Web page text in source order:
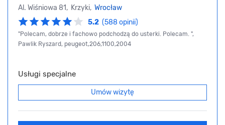
Al. Wiśniowa 81, Krzyki, Wrocław
5.2 (588 opinii)
"Polecam, dobrze i fachowo podchodzą do usterki. Polecam. ",
Pawlik Ryszard, peugeot,206,1100,2004
Usługi specjalne
Umów wizytę